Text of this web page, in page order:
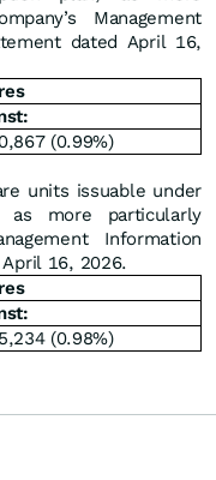
Management
dated April 16,
(0.99%)
units issuable under
as more particularly
Information
16, 2026.
(0.98%)